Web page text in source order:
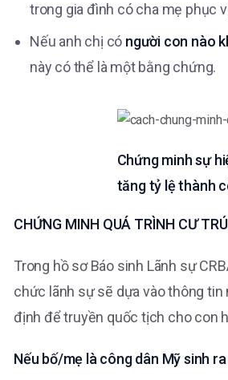
trong gia đình có cha mẹ phục
Nếu anh chị có người con nào
này có thể là một bằng chứng.
Chứng minh sự
tăng tỷ lệ thành
CHỨNG MINH QUÁ TRÌNH CƯ
Trong hồ sơ Báo sinh Lãnh sự
chức lãnh sự sẽ dựa vào thông
định để truyền quốc tịch cho con
Nếu bố/mẹ là công dân Mỹ sinh